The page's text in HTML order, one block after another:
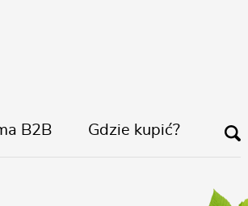
B2B Gdzie kupić?